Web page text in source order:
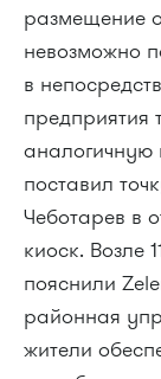
размещение
невозможно
в
предприятия
поставил
Чеботарев в
киоск. Возле
пояснили
районная
жители